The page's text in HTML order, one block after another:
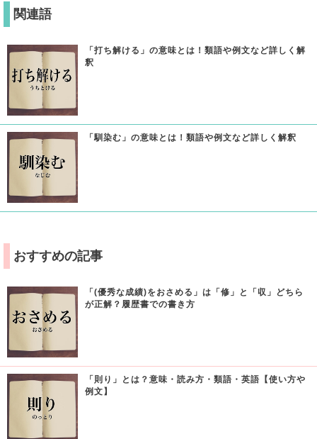
関連語
「打ち解ける」の意味とは！類語や例文など詳しく解
釈
「馴染む」の意味とは！類語や例文など詳しく解釈
おすすめの記事
「(優秀な成績)をおさめる」は「修」と「収」どちら
が正解？履歴書での書き方
「則り」とは？意味・読み方・類語・英語【使い方や
例文】